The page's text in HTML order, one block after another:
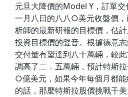
元旦大降價的Model Y，訂單交
一月八日的八八○美元收盤價
析師的最新研報的目標價，估
投資目標價的聲音。根據德意
交付量有望達到八十萬輛，較
調高了二．五萬輛，預計特斯
○億美元，如果今年每個月都
的話，那麼特斯拉股價挑戰千美